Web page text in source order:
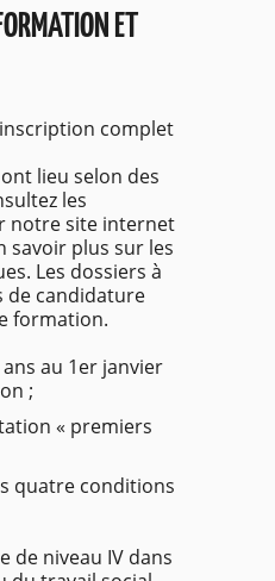
ET
complet
lieu selon des
les
notre site internet
savoir plus sur les
Les dossiers à
de candidature
formation.
au 1er janvier
;
« premiers
quatre conditions
de niveau IV dans